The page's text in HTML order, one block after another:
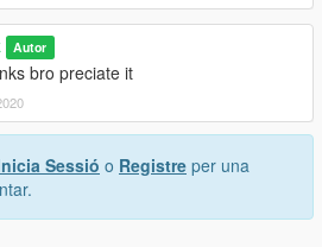
Autor
bro preciate it
Sessió o Registre per una